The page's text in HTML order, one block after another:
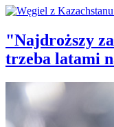
"Najdroższy
trzeba latami